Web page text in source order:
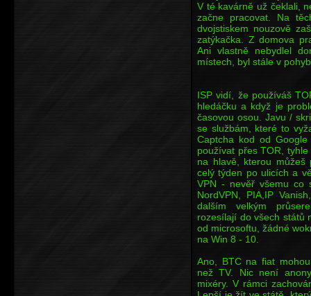
V té kavárně už čeklali,
začne pracovat. Na
dvojstiskem nouzově
zatýkačka. Z domova
Ani vlastně nebydlel
místech, byl stále v
ISP vidí, že používáš
hledáčku a když je
časovou osou. Javu /
se službám, které to
Captcha kod od
používat přes TOR,
na hlavě, kterou
celý týden po ulicích a
VPN - nevěř všemu co
NordVPN, PIA,IP
dalším velkým
rozesílají do všech států
od microsoftu, žádné
na Win 8 - 10.
Ano, BTC na fiat
než TV. Nic není
mixéry. V rámci